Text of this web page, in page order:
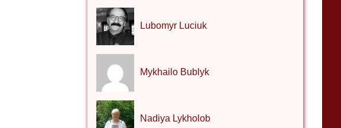
Lubomyr Luciuk
Mykhailo Bublyk
Nadiya Lykholob